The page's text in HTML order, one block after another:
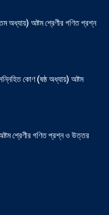
অধ্যায়) অষ্টম শ্রেণীর গণিত প্রশ্ন
কোণ (ষষ্ঠ অধ্যায়) অষ্টম
শ্রেণীর গণিত প্রশ্ন ও উত্তর